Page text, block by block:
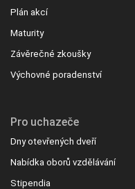
Plán akcí
Maturity
Závěrečné zkoušky
Výchovné poradenství
Pro uchazeče
Dny otevřených dveří
Nabídka oborů vzdělávání
Stipendia